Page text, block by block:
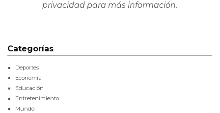
privacidad para más información.
Categorías
Deportes
Economía
Educación
Entretenimiento
Mundo